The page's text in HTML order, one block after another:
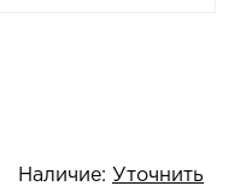
Наличие: Уточнить